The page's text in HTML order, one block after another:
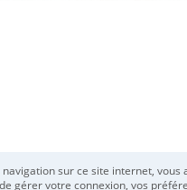
sur ce site internet, vous
gérer votre connexion, vos